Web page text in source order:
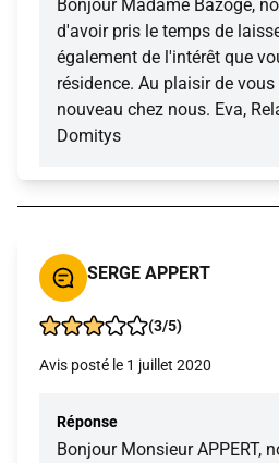
Bonjour Madame Bazoge,
d'avoir pris le temps de
également de l'intérêt que
résidence. Au plaisir de
nouveau chez nous. Eva,
Domitys
SERGE APPERT
(3/5)
Avis posté le 1 juillet 2020
Réponse
Bonjour Monsieur APPERT,